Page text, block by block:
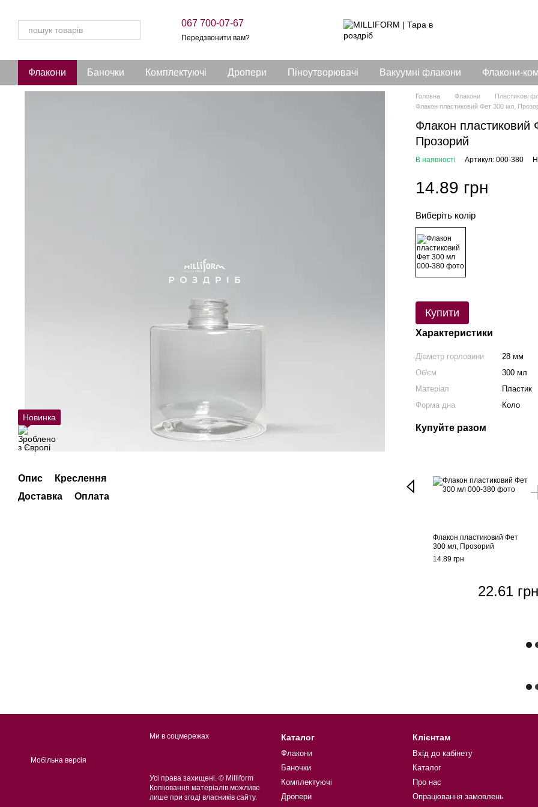
067 700-07-67
Передзвонити вам?
Флакони Баночки Комплектуючі Дропери Піноутворювачі Вакуумні флакони Флакони-
Новинка
Опис
Креслення
Доставка
Оплата
Головна Флакони
Пластикові
Флакон пластиковий Фет 300 мл,
Флакон пластиковий
Прозорий
В наявності Артикул: 000-380
14.89 грн
Виберіть колір
Купити
Характеристики
Діаметр горловини
28 мм
Об'єм
300 мл
Матеріал
Пластик
Форма дна
Коло
Купуйте разом
Флакон пластиковий Фет
300 мл, Прозорий
14.89 грн
22.61 грн
Мобільна версія
Ми в соцмережах
Усі права захищені. © Milliform
Копіювання матеріалів можливе
лише при згоді власників сайту.
Каталог
Флакони
Баночки
Комплектуючі
Дропери
Клієнтам
Вхід до кабінету
Каталог
Про нас
Опрацювання замовлень